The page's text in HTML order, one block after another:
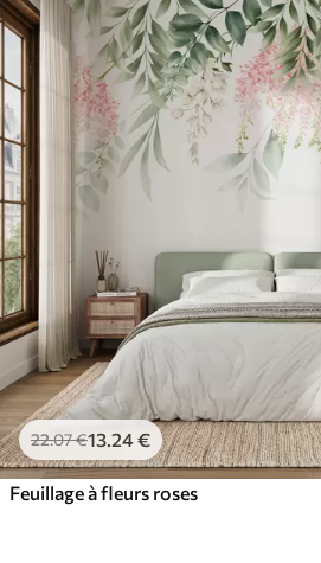
22.07€13 .24€
Feuillage à fleurs roses